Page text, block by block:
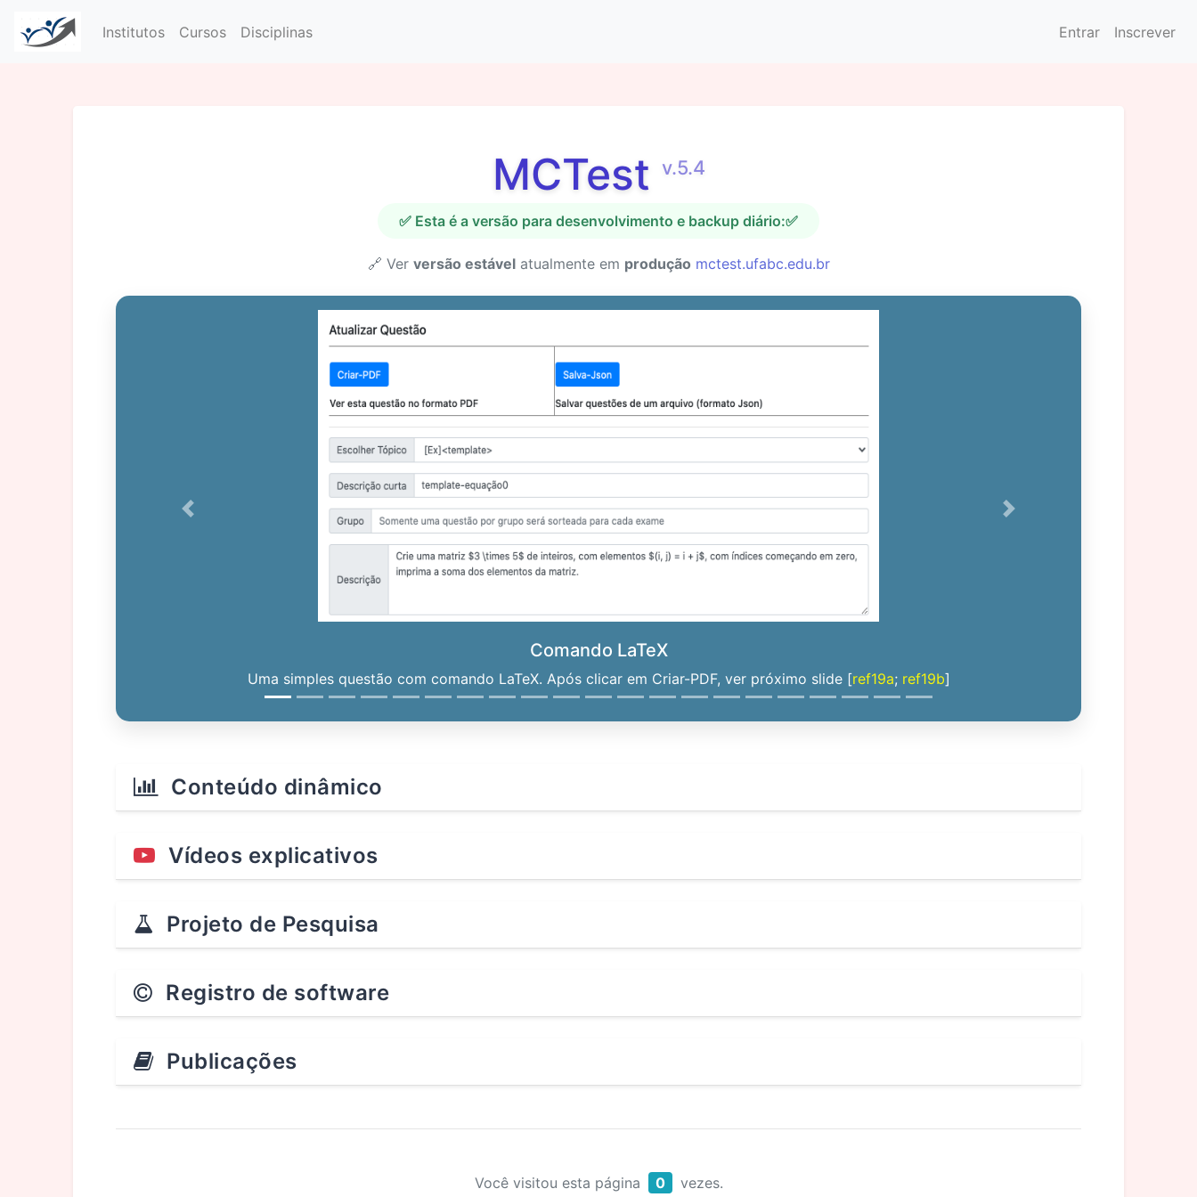
Institutos Cursos Disciplinas Entrar Inscrever
MCTest v.5.4
✅ Esta é a versão para desenvolvimento e backup diário:✅
🔗 Ver versão estávelatualmente em produção mctest.ufabc.edu.br
Comando LaTeX
Uma simples questão com comando LaTeX. Após clicar em Criar-PDF, ver próximo slide [ref19a; ref19b]
Previous Next
Conteúdo dinâmico
Vídeos explicativos
Projeto de Pesquisa
Registro de software
Publicações
Você visitou esta página 0 vezes.